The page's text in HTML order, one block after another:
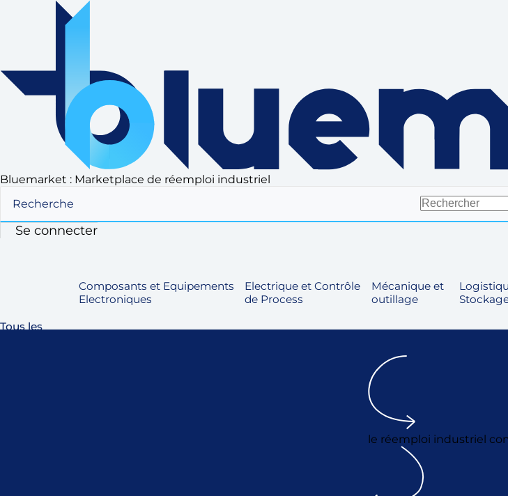
Bluemarket : Marketplace de réemploi industriel
Recherche
Se connecter
Tous les
Composants et Equipements
Electroniques
Electrique et Contrôle
de Process
Mécanique et
outillage
le réemploi industriel